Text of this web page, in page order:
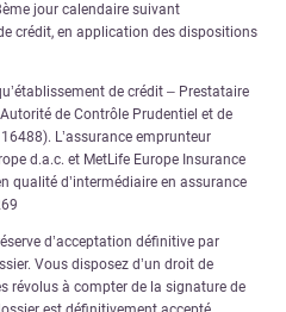
jour calendaire suivant
crédit, en application des dispositions
de crédit – Prestataire
de Contrôle Prudentiel et de
L’assurance emprunteur
d.a.c. et MetLife Europe Insurance
qualité d’intermédiaire en assurance
d’acceptation définitive par
Vous disposez d’un droit de
révolus à compter de la signature de